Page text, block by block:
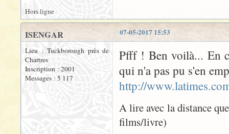
Hors ligne
07-05-2017 15:53
ISENGAR
Lieu : Tuckborough près de
Chartres
Inscription : 2001
Messages : 5 117
Pfff ! Ben voilà... En
qui n'a pas pu s'en
http://
A lire avec la distance
films/livre)